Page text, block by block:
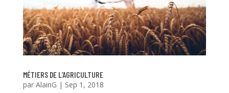
MÉTIERS DE L’AGRICULTURE
par AlainG | Sep 1, 2018